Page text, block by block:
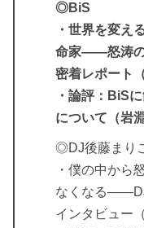
◎BiS
・世界を変え
命家――怒涛の
密着レポート
・論評：BiS
について（岩
◎DJ後藤まり
・僕の中から
なくなる
インタビュー